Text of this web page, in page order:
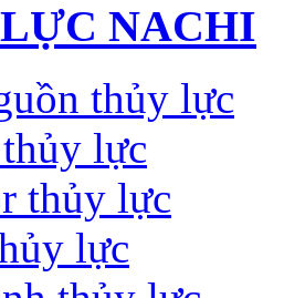
NACHI
thủy lực
lực
thủy lực
lực